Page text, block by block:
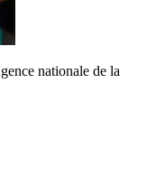
nationale de la